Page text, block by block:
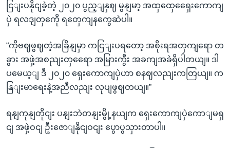
ငြျးပနိုငျခဲ့တဲ့ ၂၀၂၀ ပွည့ျနှဈ မွနျမာ့ အထှထှေရှေေးကောကျ
ပှဲ ရလဒျတှကေို ရတှေကျနကွေဆဲပါ။
“ကိုဗဈဖွဈတဲ့အခြိနျမှာ ကငြျးပရတော့ အစိုးရအတှကျရော တ
ခွား အဖှဲ့အစညျးတှရေော အမြားကွီး အခကျအခဲရှိပါတယျ။ ဒါ
ပမေယ့ျ ဒီ ၂၀၂၀ ရှေးကောကျပှဲဟာ စနဈလညျးကတြယျ။ က
နြျးမာရေးနဲ့အညီလညျး လုပျဖွဈတယျ။”
ရနျကုနျတိုငျး ပနျးဘဲတနျးမွို့နယျက ရှေးကောကျပှဲကောျမရှ
ငျ အဖှဲ့ဝငျ ဦးဇောျနိုငျဝငျး ပွောပွသှားတာပါ။